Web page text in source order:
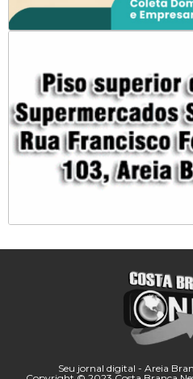
Seu jornal digital - Areia